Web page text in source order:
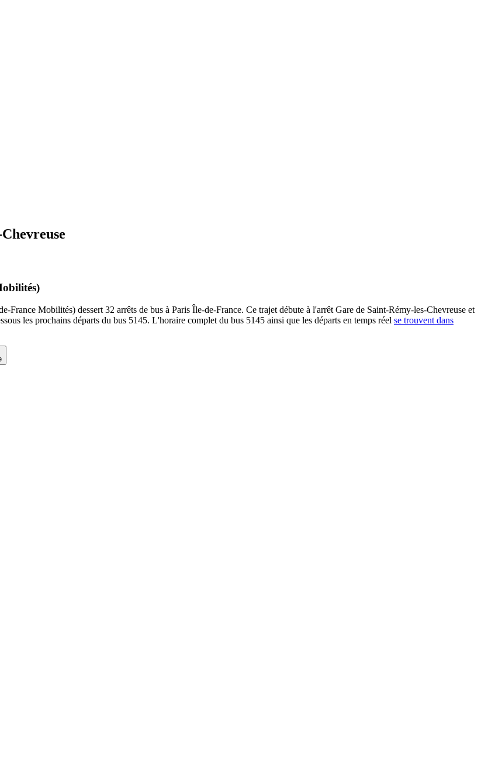
Mobilités) dessert 32 arrêts de bus à Paris Île-de-France. Ce trajet débute à l'arrêt Gare de Saint-Rémy-les-Chevreuse et
les prochains départs du bus 5145. L'horaire complet du bus 5145 ainsi que les départs en temps réel se trouvent dans